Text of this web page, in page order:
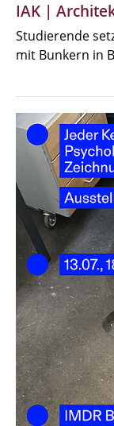
IAK |
Studierende
mit Bunkern in